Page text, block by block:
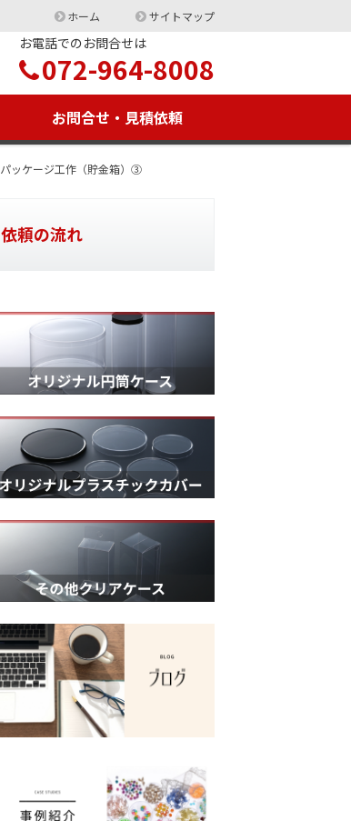
ホーム サイトマップ
お電話でのお問合せは
072-964-8008
お問合せ・見積依頼
パッケージ工作（貯金箱）③
依頼の流れ